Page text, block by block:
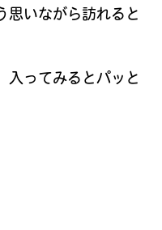
思いながら訪れると
入ってみるとパッと